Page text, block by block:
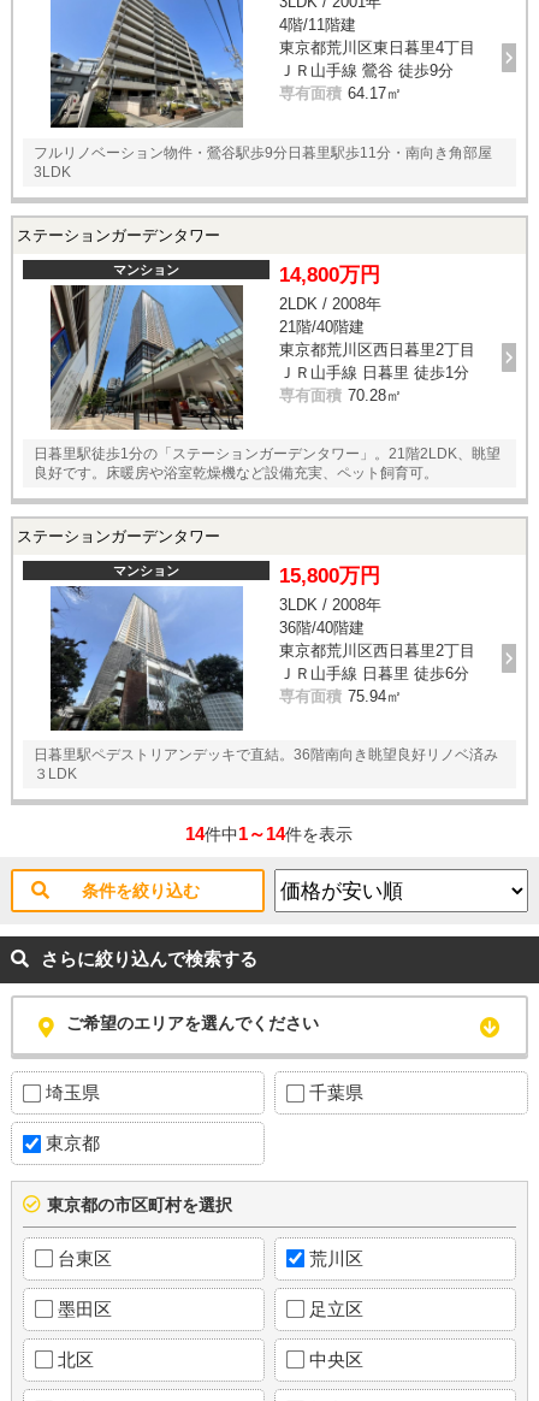
4階/11階建
東京都荒川区東日暮里4丁目
ＪＲ山手線 鶯谷 徒歩9分
専有面積 64.17㎡
フルリノベーション物件・鶯谷駅歩9分日暮里駅歩11分・南向き角部屋
3LDK
ステーションガーデンタワー
マンション 14,800万円
2LDK / 2008年
21階/40階建
東京都荒川区西日暮里2丁目
ＪＲ山手線 日暮里 徒歩1分
専有面積 70.28㎡
日暮里駅徒歩1分の「ステーションガーデンタワー」。21階2LDK、眺望
良好です。床暖房や浴室乾燥機など設備充実、ペット飼育可。
ステーションガーデンタワー
マンション 15,800万円
3LDK / 2008年
36階/40階建
東京都荒川区西日暮里2丁目
ＪＲ山手線 日暮里 徒歩6分
専有面積 75.94㎡
日暮里駅ペデストリアンデッキで直結。36階南向き眺望良好リノベ済み
３LDK
14件中1～14件を表示
条件を絞り込む
さらに絞り込んで検索する
ご希望のエリアを選んでください
埼玉県 千葉県
東京都
東京都の市区町村を選択
台東区 荒川区
墨田区 足立区
北区 中央区